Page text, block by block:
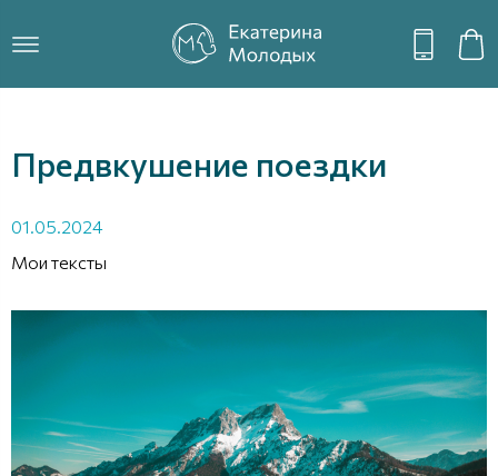
Предвкушение поездки
01.05.2024
Мои тексты